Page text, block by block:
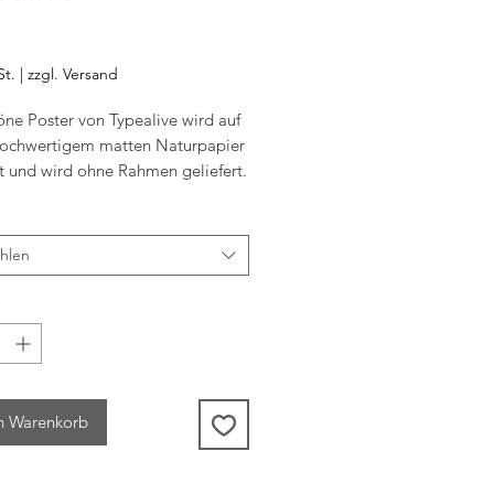
| zzgl. Versand
Poster von Typealive wird auf
matten Naturpapier
und wird ohne Rahmen geliefert.
und lässt sich auch gut mit
Print Designs von Typealive
die du in unserem Shop findest.
A3
Papier
Druck auf mattem
(200 gr/m²). Die
Warenkorb